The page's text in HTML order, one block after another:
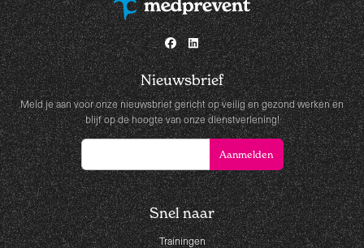
Nieuwsbrief
Meld je aan voor onze nieuwsbrief gericht op veilig en gezond werken en
blijf op de hoogte van onze dienstverlening!
Snel naar
Trainingen